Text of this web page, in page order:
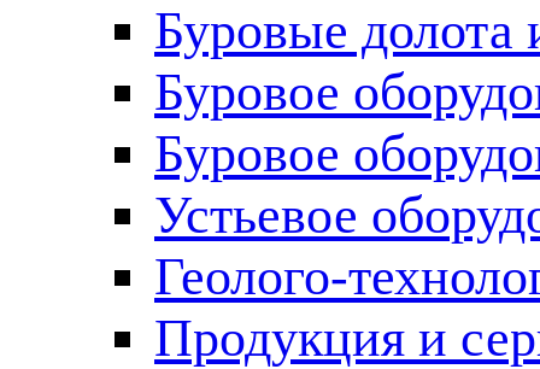
Буровые долота
Буровое
Буровое
Устьевое
Геолого-
Продукция и